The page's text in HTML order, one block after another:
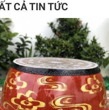
CẢ TIN TỨC